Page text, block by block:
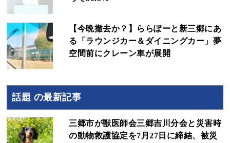
【今晩撤去か？】ららぽーと新三郷にあ
る「ラウンジカー＆ダイニングカー」夢
空間前にクレーン車が展開
話題 の最新記事
三郷市が獣医師会三郷吉川分会と災害時
の動物救護協定を7月27日に締結、被災